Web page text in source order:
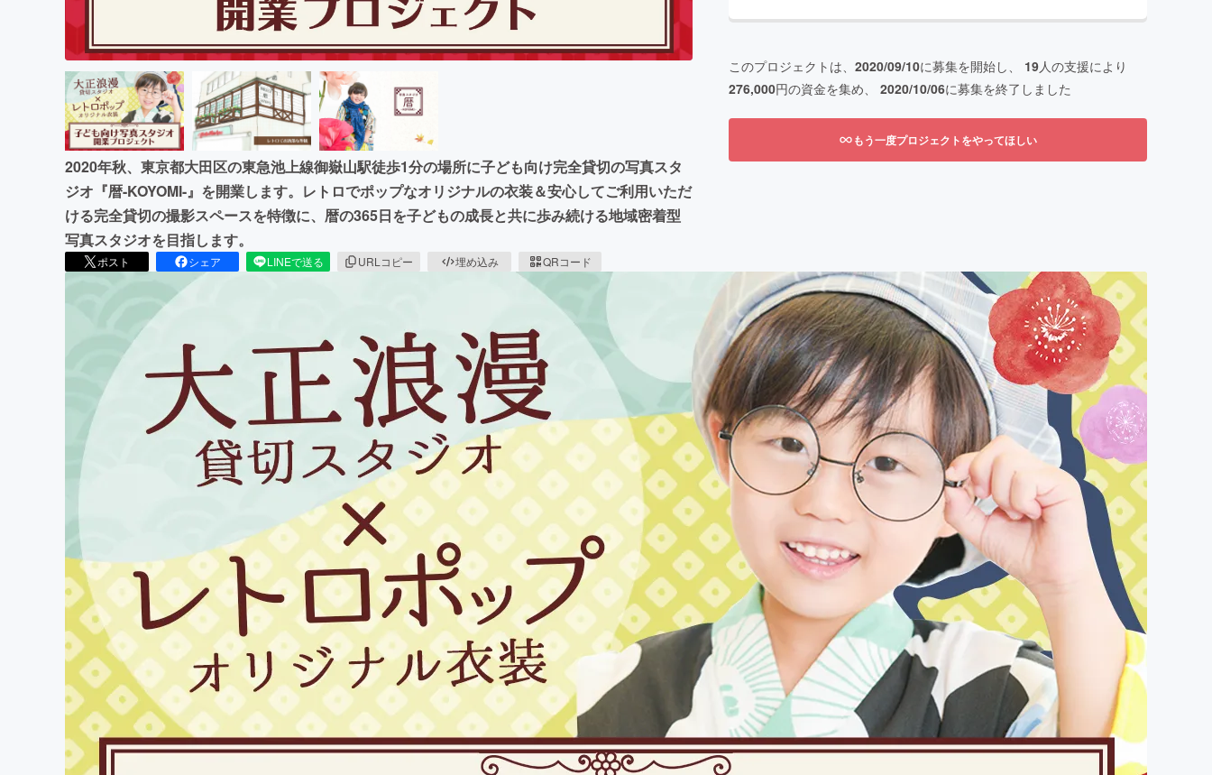
2020年秋、東京都大田区の東急池上線御嶽山駅徒歩1分の場所に子ども向け完全貸切の写真スタ
ジオ『暦-KOYOMI-』を開業します。レトロでポップなオリジナルの衣装＆安心してご利用いただ
ける完全貸切の撮影スペースを特徴に、暦の365日を子どもの成長と共に歩み続ける地域密着型
写真スタジオを目指します。
ポスト シェア LINEで送る URLコピー 埋め込み QRコード
このプロジェクトは、 2020/09/10に募集を開始し、 19人の支援により
276,000円の資金を集め、 2020/10/06に募集を終了しました
もう一度プロジェクトをやってほしい